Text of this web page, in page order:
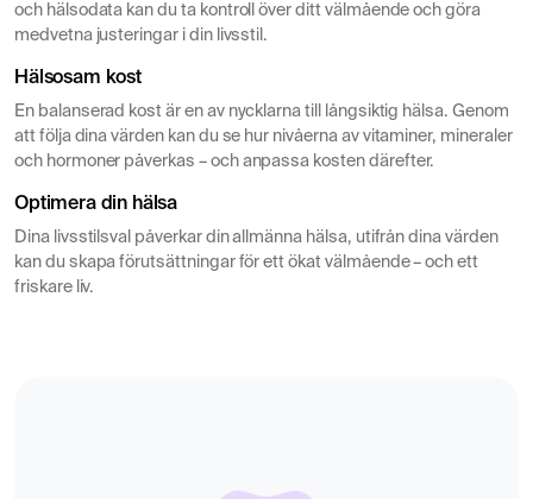
och hälsodata kan du ta kontroll över ditt välmående och göra
medvetna justeringar i din livsstil.
Hälsosam kost
En balanserad kost är en av nycklarna till långsiktig hälsa. Genom
att följa dina värden kan du se hur nivåerna av vitaminer, mineraler
och hormoner påverkas – och anpassa kosten därefter.
Optimera din hälsa
Dina livsstilsval påverkar din allmänna hälsa, utifrån dina värden
kan du skapa förutsättningar för ett ökat välmående – och ett
friskare liv.